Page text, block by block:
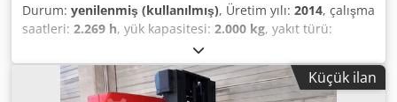
Durum: yenilenmiş (kullanılmış), Üretim yılı: 2014, çalışma
saatleri: 2.269 h, yük kapasitesi: 2.000 kg, yakıt türü:
simpleks, inşaat yüksekliği:
Üretici: BT Tip: BT LWE 200 - alçak kaldırma transpalet
Tahrik tipi: elektrikli Taşıma kapasitesi: 2.000 kg Üretim yılı:
Küçük ilan